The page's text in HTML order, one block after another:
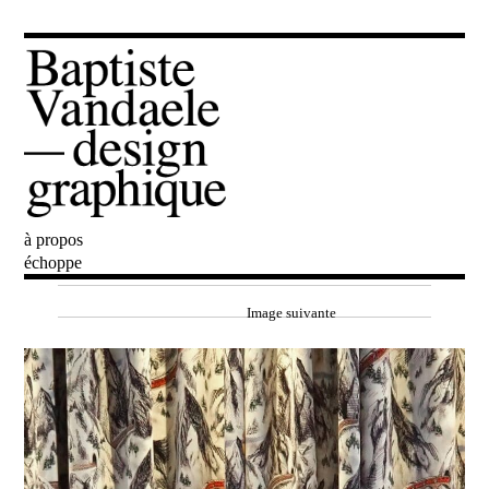
Baptiste Vandaele
à propos
échoppe
Image suivante